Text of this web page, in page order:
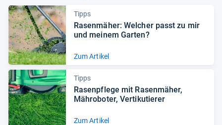
Tipps
Rasen­mä­her: Wel­cher passt zu mir
und mei­nem Gar­ten?
Zum Artikel
Tipps
Rasen­pflege mit Rasen­mä­her,
Mähro­bo­ter, Ver­ti­ku­tie­rer
Zum Artikel